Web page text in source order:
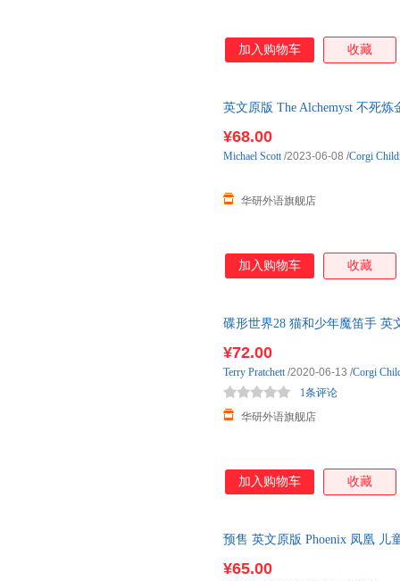
加入购物车 收藏
英文原版 The Alchemyst 不死
¥68.00
华研外语旗舰店
Michael Scott/2023-06-08 /Corgi
加入购物车 收藏
碟形世界28 猫和少年魔笛手 英
¥72.00
华研外语旗舰店
1条评论
Terry Pratchett/2020-06-13 /Corgi
加入购物车 收藏
预售 英文原版 Phoenix 凤凰 儿
¥65.00